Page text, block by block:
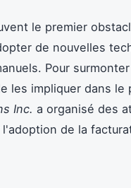
le premier
de nouvelles
Pour
les impliquer dans le
Inc. a organisé des
de la